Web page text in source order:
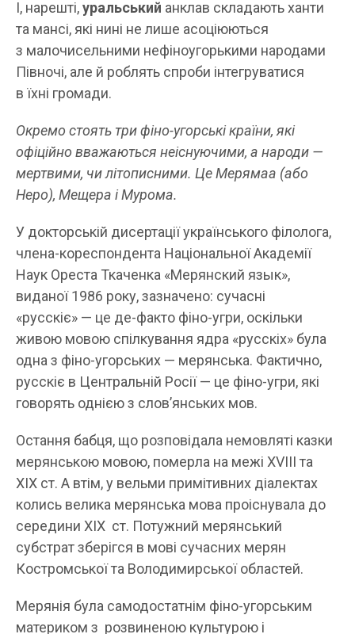
І, нарешті,уральський анклав складають ханти
та мансі, які нині не лише асоціюються
з малочисельними нефіноугорькими народами
Півночі, але й роблять спроби інтегруватися
в їхні громади.
Окремо стоять три фіно-угорські країни, які
офіційно вважаються неіснуючими, а народи —
мертвими, чи літописними. Це Мерямаа (або
Неро), Мещера і Мурома.
У докторській дисертації українського філолога,
члена-кореспондента Національної Академії
Наук Ореста Ткаченка «Мерянский язык»,
виданої 1986 року, зазначено: сучасні
«русскіє» — це де-факто фіно-угри, оскільки
живою мовою спілкування ядра «русскіх» була
одна з фіно-угорських — мерянська. Фактично,
русскіє в Центральній Росії — це фіно-угри, які
говорять однією з слов’янських мов.
Остання бабця, що розповідала немовляті казки
мерянською мовою, померла на межі XVIII та
XIX ст. А втім, у вельми примітивних діалектах
колись велика мерянська мова проіснувала до
середини ХІХ ст. Потужний мерянський
субстрат зберігся в мові сучасних мерян
Костромської та Володимирської областей.
Мерянія була самодостатнім фіно-угорським
материком з розвиненою культурою і